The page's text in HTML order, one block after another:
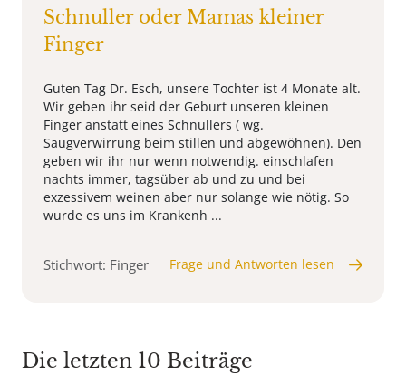
Schnuller oder Mamas kleiner
Finger
Guten Tag Dr. Esch, unsere Tochter ist 4 Monate alt.
Wir geben ihr seid der Geburt unseren kleinen
Finger anstatt eines Schnullers ( wg.
Saugverwirrung beim stillen und abgewöhnen). Den
geben wir ihr nur wenn notwendig. einschlafen
nachts immer, tagsüber ab und zu und bei
exzessivem weinen aber nur solange wie nötig. So
wurde es uns im Krankenh ...
Stichwort: Finger Frage und Antworten lesen
Die letzten 10 Beiträge